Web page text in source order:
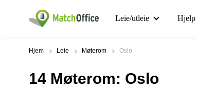
Leie/utleie Hjelp
Hjem Leie Møterom Oslo
14 Møterom: Oslo